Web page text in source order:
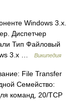
Windows 3.x.
Диспетчер
Тип Файловый
3.x …
Википедия
File Transfer
Семейство:
команд, 20/TCP